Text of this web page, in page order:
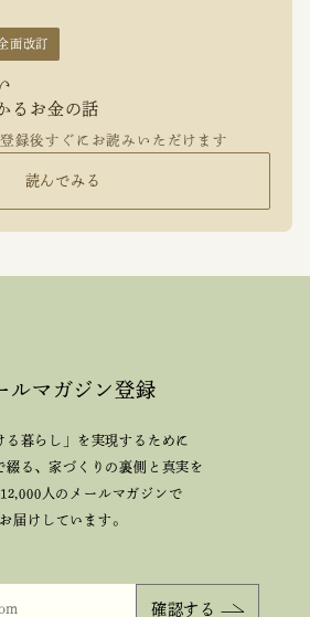
面改訂
るお金の話
録後すぐにお読みいただけます
読んでみる
ルマガジン登録
る暮らし」を実現するために
綴る、家づくりの裏側と真実を
人のメールマガジンで
お届けしています。